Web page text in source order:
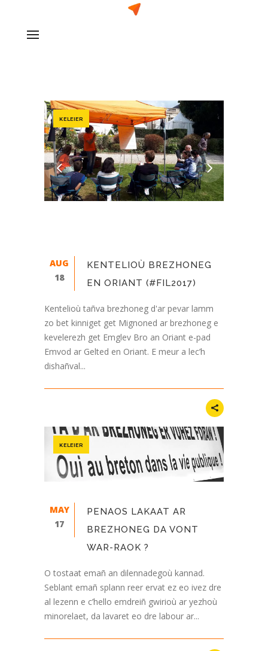
KELEIER
AUG
18
KENTELIOÙ BREZHONEG
EN ORIANT (#FIL2017)
Kentelioù tañva brezhoneg d'ar pevar lamm
zo bet kinniget get Mignoned ar brezhoneg e
kevelerezh get Emglev Bro an Oriant e-pad
Emvod ar Gelted en Oriant. E meur a lec’h
dishañval...
KELEIER
MAY
17
PENAOS LAKAAT AR
BREZHONEG DA VONT
WAR-RAOK ?
O tostaat emañ an dilennadegoù kannad.
Seblant emañ splann reer ervat ez eo ivez dre
al lezenn e c’hello emdreiñ gwirioù ar yezhoù
minorelaet, da lavaret eo dre labour ar...